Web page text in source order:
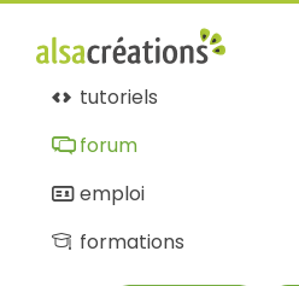
tutoriels
forum
emploi
formations